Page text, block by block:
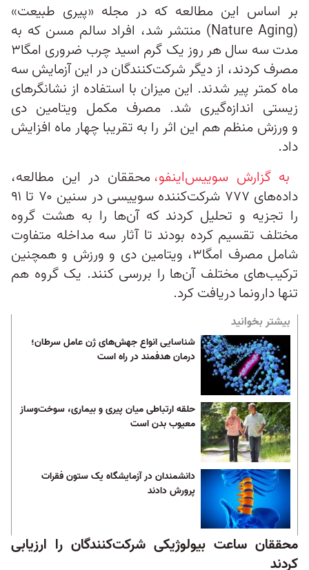
بر اساس این مطالعه که در مجله «پیری طبیعت»
(Nature Aging) منتشر شد، افراد سالم مسن که به
مدت سه سال هر روز یک گرم اسید چرب ضروری امگا۳
مصرف کردند، از دیگر شرکت‌کنندگان در این آزمایش سه
ماه کمتر پیر شدند. این میزان با استفاده از نشانگرهای
زیستی اندازه‌گیری شد. مصرف مکمل ویتامین دی
و ورزش منظم هم این اثر را به تقریبا چهار ماه افزایش
داد.
به گزارش سوییس‌اینفو، محققان در این مطالعه،
داده‌های ۷۷۷ شرکت‌کننده سوییسی در سنین ۷۰ تا ۹۱
را تجزیه و تحلیل کردند که آن‌ها را به هشت گروه
مختلف تقسیم کرده بودند تا آثار سه مداخله متفاوت
شامل مصرف امگا۳، ویتامین دی و ورزش و همچنین
ترکیب‌های مختلف آن‌ها را بررسی کنند. یک گروه هم
تنها دارونما دریافت کرد.
بیشتر بخوانید
شناسایی انواع جهش‌های ژن عامل سرطان؛
درمان هدفمند در راه است
حلقه ارتباطی میان پیری و بیماری، سوخت‌و‌ساز
معیوب بدن است
دانشمندان در آزمایشگاه یک ستون فقرات
پرورش دادند
محققان ساعت بیولوژیکی شرکت‌کنندگان را ارزیابی
کردند